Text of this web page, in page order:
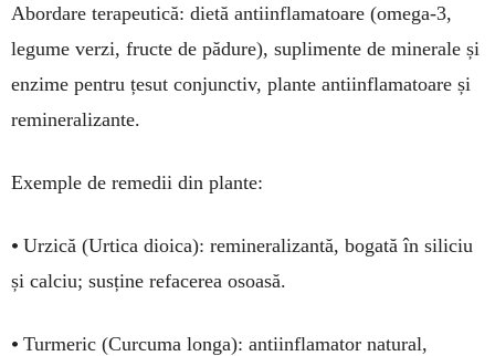
Abordare terapeutică: dietă antiinflamatoare (omega-3,
legume verzi, fructe de pădure), suplimente de minerale și
enzime pentru țesut conjunctiv, plante antiinflamatoare și
remineralizante.
Exemple de remedii din plante:
• Urzică (Urtica dioica): remineralizantă, bogată în siliciu
și calciu; susține refacerea osoasă.
• Turmeric (Curcuma longa): antiinflamator natural,